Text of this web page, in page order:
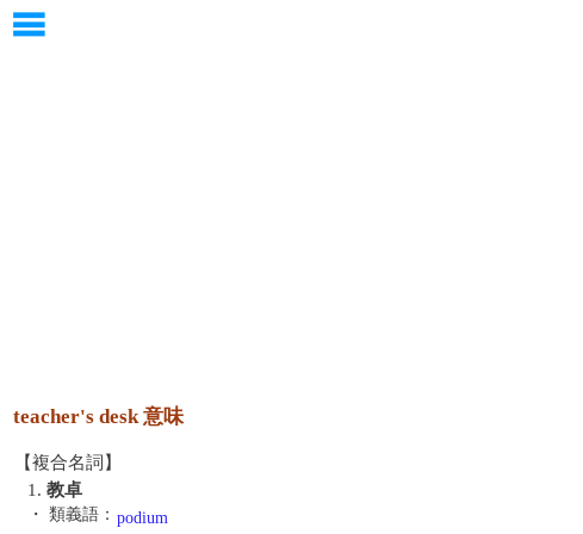
teacher's desk 意味
【複合名詞】
1. 教卓
・ 類義語： podium